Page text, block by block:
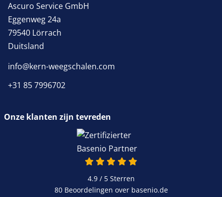
Ascuro Service GmbH
Eggenweg 24a
79540 Lörrach
Duitsland
info@kern-weegschalen.com
+31 85 7996702
Onze klanten zijn tevreden
4.9 van 5
4.9 / 5Sterren
80 Beoordelingen over basenio.de